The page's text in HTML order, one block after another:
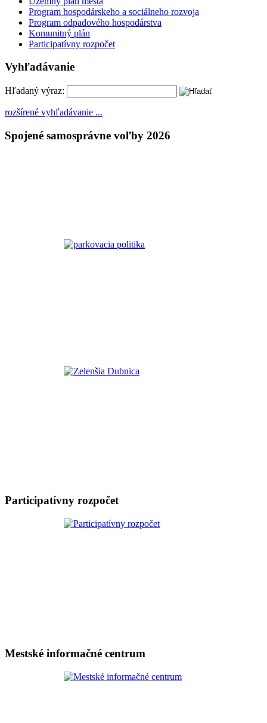
Program hospodárskeho a sociálneho rozvoja
Program odpadového hospodárstva
Komunitný plán
Participatívny rozpočet
Vyhľadávanie
Hľadaný výraz:
rozšírené vyhľadávanie ...
Spojené samosprávne voľby 2026
Participatívny rozpočet
Mestské informačné centrum